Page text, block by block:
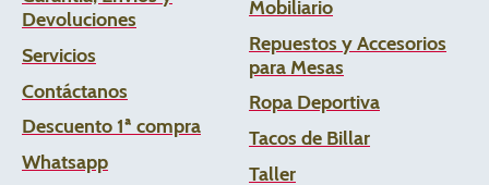
Devoluciones
Servicios
Contáctanos
Descuento 1ª compra
Whatsapp
Mobiliario
Repuestos y Accesorios
para Mesas
Ropa Deportiva
Tacos de Billar
Taller